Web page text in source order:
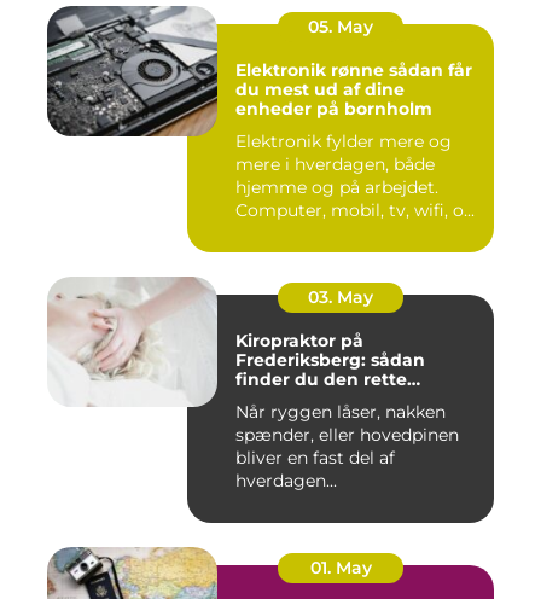
05. May
Elektronik rønne sådan får
du mest ud af dine
enheder på bornholm
Elektronik fylder mere og
mere i hverdagen, både
hjemme og på arbejdet.
Computer, mobil, tv, wifi, o...
03. May
Kiropraktor på
Frederiksberg: sådan
finder du den rette
Når ryggen låser, nakken
spænder, eller hovedpinen
bliver en fast del af
hverdagen...
01. May